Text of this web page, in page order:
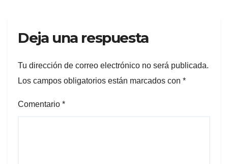
Deja una respuesta
Tu dirección de correo electrónico no será publicada.
Los campos obligatorios están marcados con *
Comentario *